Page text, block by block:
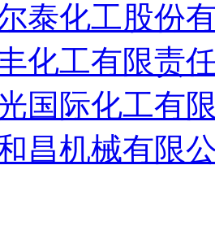
泰化工股份
化工有限责
国际化工有
昌机械有限